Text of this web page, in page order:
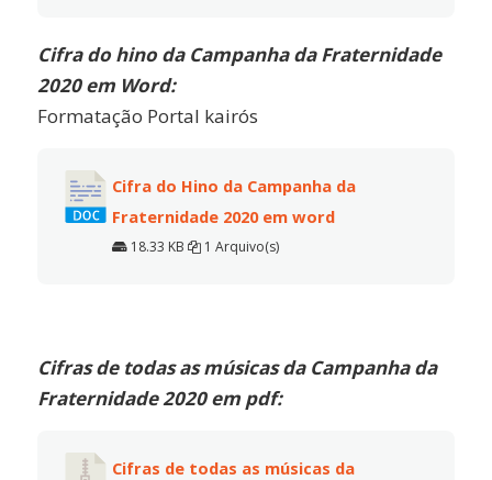
Cifra do hino da Campanha da Fraternidade
2020 em Word:
Formatação Portal kairós
Cifra do Hino da Campanha da
Fraternidade 2020 em word
18.33 KB 1 Arquivo(s)
Cifras de todas as músicas da Campanha da
Fraternidade 2020 em pdf:
Cifras de todas as músicas da